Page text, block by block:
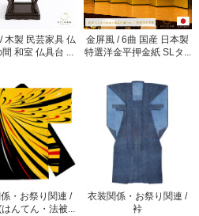
木製 民芸家具 仏
和室 仏具台 ...
金屏風 / 6曲 国産 日本製
特選洋金平押金紙 SLタ...
・お祭り関連 /
んてん・法被...
衣装関係・お祭り関連 /
裃